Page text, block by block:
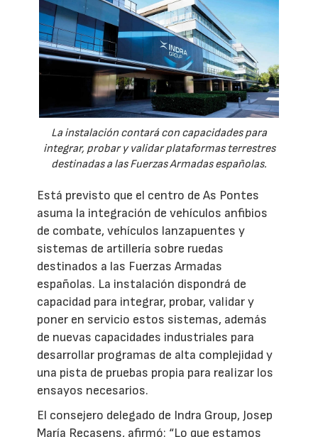
La instalación contará con capacidades para
integrar, probar y validar plataformas terrestres
destinadas a las Fuerzas Armadas españolas.
Está previsto que el centro de As Pontes
asuma la integración de vehículos anfibios
de combate, vehículos lanzapuentes y
sistemas de artillería sobre ruedas
destinados a las Fuerzas Armadas
españolas. La instalación dispondrá de
capacidad para integrar, probar, validar y
poner en servicio estos sistemas, además
de nuevas capacidades industriales para
desarrollar programas de alta complejidad y
una pista de pruebas propia para realizar los
ensayos necesarios.
El consejero delegado de Indra Group, Josep
María Recasens, afirmó: “Lo que estamos